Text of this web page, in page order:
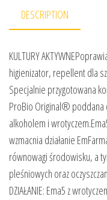
DESCRIPTION
KULTURY
higienizator, repellent dla
Specjalnie przygotowana
ProBio Original® poddana
alkoholem i
wzmacnia działanie
równowagi środowisku, a
pleśniowych oraz
DZIAŁANIE: Ema5 z